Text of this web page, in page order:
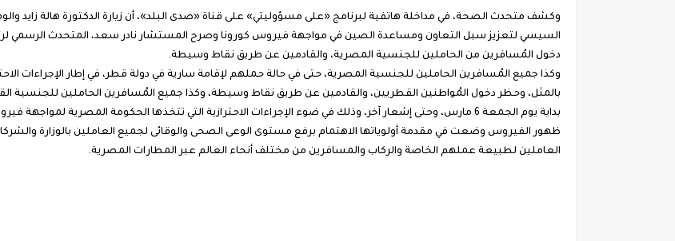
وكشف متحدث الصحة، في مداخلة هاتفية لبرنامج «على مسؤوليتي» على قناة «صدى البلد»، أن زيارة الدكتورة هالة زايد
السيسي لتعزيز سبل التعاون ومساعدة الصين في مواجهة فيروس كورونا وصرح المستشار نادر سعد، المتحدث الرسمي
دخول المُسافرين من الحاملين للجنسية المصرية، والقادمين عن طريق نقاط وسيطة.
وكذا جميع المُسافرين الحاملين للجنسية المصرية، حتى في حالة حملهم لإقامة سارية في دولة قطر، في إطار الإجراءات
بالمثل، وحظر دخول المُواطنين القطريين، والقادمين عن طريق نقاط وسيطة، وكذا جميع المُسافرين الحاملين للجنسية
بداية يوم الجمعة 6 مارس، وحتى إشعار آخر، وذلك في ضوء الإجراءات الاحترازية التي تتخذها الحكومة المصرية
ظهور الفيروس وضعت في مقدمة أولوياتها الاهتمام برفع مستوى الوعى الصحى والوقائى لجميع العاملين بالوزارة
العاملين لطبيعة عملهم الخاصة والركاب والمسافرين من مختلف أنحاء العالم عبر المطارات المصرية.